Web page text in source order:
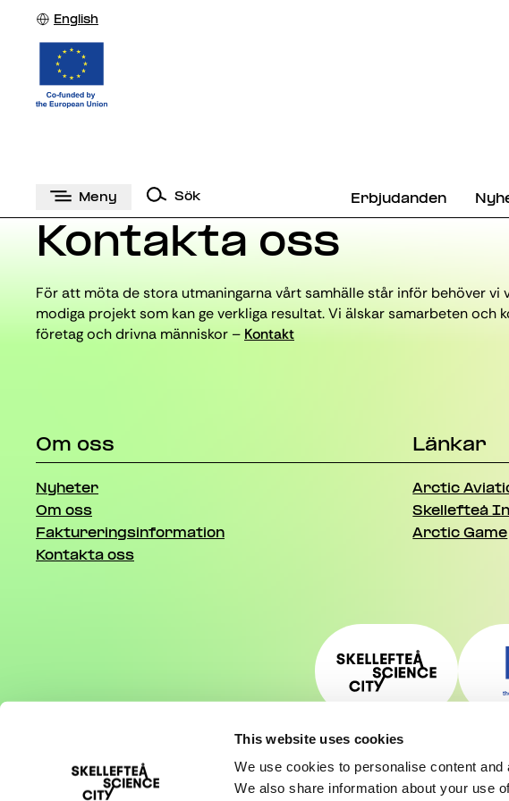
This website uses cookies
We use cookies to personalise content
We also share information about your use
English
Meny Sök Erbjudanden
Kontakta oss
För att möta de stora utmaningarna vårt samhälle står inför behöver vi
modiga projekt som kan ge verkliga resultat. Vi älskar samarbeten och
företag och drivna människor – Kontakt
Om oss
Nyheter
Om oss
Faktureringsinformation
Kontakta oss
Länkar
Arctic
Skellefteå
Arctic Game